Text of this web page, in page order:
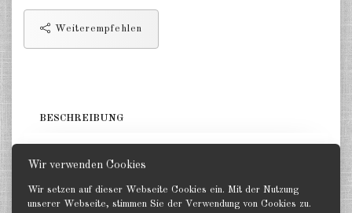
Wir verwenden Cookies
Wir setzen auf dieser Webseite Cookies ein. Mit der Nutzung
unserer Webseite, stimmen Sie der Verwendung von Cookies zu.
Türkei 1:285
Warschauer Pakt andere 1:285
Vietnam Krieg 1:285
Weiterempfehlen
BESCHREIBUNG